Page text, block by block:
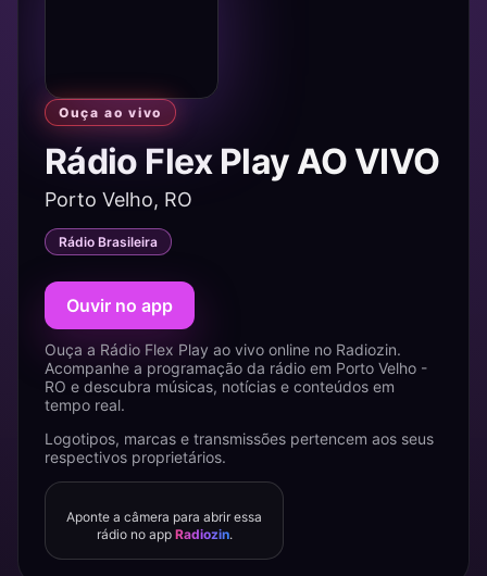
Ouça ao vivo
Rádio Flex Play AO VIVO
Porto Velho, RO
Rádio Brasileira
Ouvir no app
Ouça a Rádio Flex Play ao vivo online no Radiozin.
Acompanhe a programação da rádio em Porto Velho -
RO e descubra músicas, notícias e conteúdos em
tempo real.
Logotipos, marcas e transmissões pertencem aos seus
respectivos proprietários.
Aponte a câmera para abrir essa
rádio no app Radiozin.